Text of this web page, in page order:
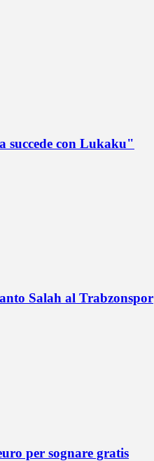
succede con Lukaku"
Salah al Trabzonspor
per sognare gratis